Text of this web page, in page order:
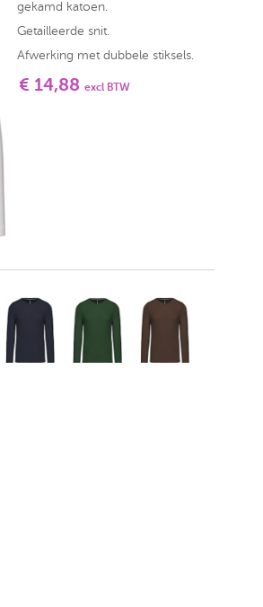
gekamd katoen.
Getailleerde snit.
Afwerking met dubbele stiksels.
€ 14,88 excl BTW